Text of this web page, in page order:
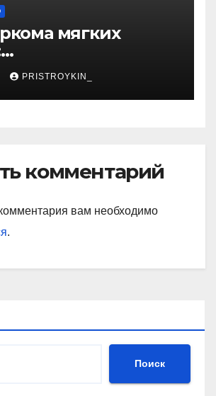
мягких
PRISTROYKIN_
комментарий
вам необходимо
.
Поиск